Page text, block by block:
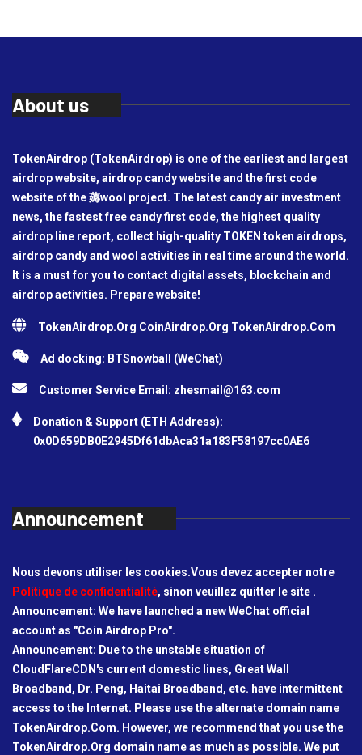
About us
TokenAirdrop (TokenAirdrop) is one of the earliest and largest
airdrop website, airdrop candy website and the first code
website of the 薅wool project. The latest candy air investment
news, the fastest free candy first code, the highest quality
airdrop line report, collect high-quality TOKEN token airdrops,
airdrop candy and wool activities in real time around the world.
It is a must for you to contact digital assets, blockchain and
airdrop activities. Prepare website!
TokenAirdrop.Org CoinAirdrop.Org TokenAirdrop.Com
Ad docking: BTSnowball (WeChat)
Customer Service Email: zhesmail@163.com
Donation & Support (ETH Address):
0x0D659DB0E2945Df61dbAca31a183F58197cc0AE6
Announcement
Nous devons utiliser les cookies.Vous devez accepter notre
Politique de confidentialité, sinon veuillez quitter le site .
Announcement: We have launched a new WeChat official
account as "Coin Airdrop Pro".
Announcement: Due to the unstable situation of
CloudFlareCDN's current domestic lines, Great Wall
Broadband, Dr. Peng, Haitai Broadband, etc. have intermittent
access to the Internet. Please use the alternate domain name
TokenAirdrop.Com. However, we recommend that you use the
TokenAirdrop.Org domain name as much as possible. We put